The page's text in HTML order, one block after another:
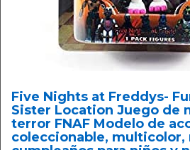
Five Nights at Freddys-
Sister Location Juego de
terror FNAF Modelo de
coleccionable, multicolor,